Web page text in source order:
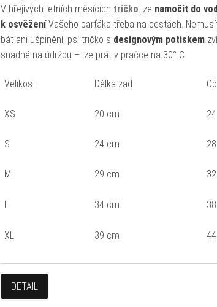
V hřejivých letních měsících tričko lze namočit do
k osvěženíVašeho parťáka třeba na cestách.
bát ani ušpinění, psí tričko s designovým potiskem
snadné na údržbu – lze prát v pračce na 30° C.
Velikost Délka zad
XS 20 cm
S 24 cm
M 29 cm
L 34 cm
XL 39 cm
DETAIL